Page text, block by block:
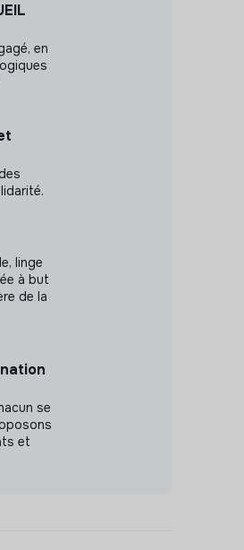
en
linge
à but
de la
se
et